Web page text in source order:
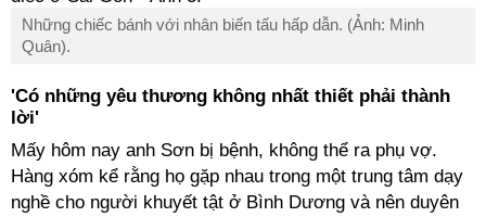
Những chiếc bánh với nhân biến tấu hấp dẫn. (Ảnh: Minh
Quân).
'Có những yêu thương không nhất thiết phải thành
lời'
Mấy hôm nay anh Sơn bị bệnh, không thể ra phụ vợ.
Hàng xóm kể rằng họ gặp nhau trong một trung tâm dạy
nghề cho người khuyết tật ở Bình Dương và nên duyên